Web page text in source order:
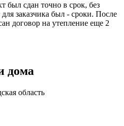
был сдан точно в срок, без
заказчика был - сроки. После
договор на утепление еще 2
дома
область